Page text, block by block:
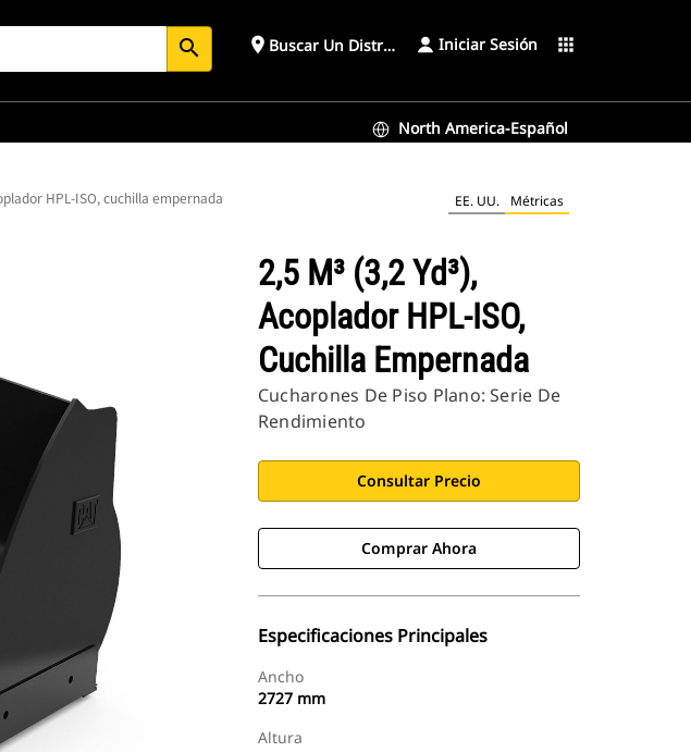
search place Buscar Un Distribuidor Iniciar Sesión apps
North America-Español
HPL-ISO, cuchilla empernada EE. UU. Métricas
2,5 M³ (3,2 Yd³),
Acoplador HPL-ISO,
Cuchilla Empernada
Cucharones De Piso Plano: Serie De
Rendimiento
Consultar Precio
Comprar Ahora
Especificaciones Principales
Ancho
2727 mm
Altura